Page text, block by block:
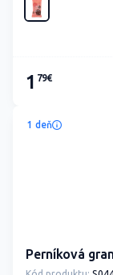
1 79€
1 deň
Perníková